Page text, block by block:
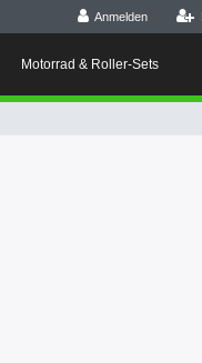
Anmelden
Motorrad & Roller-Sets